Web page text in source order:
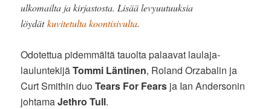
ulkomailta ja kirjastosta. Lisää levyuutuuksia
löydätkuvitetulta koontisivulta.
Odotettua pidemmältä tauolta palaavat laulaja-
lauluntekijäTommi Läntinen, Roland Orzabalin ja
Curt Smithin duoTears For Fears ja Ian Andersonin
johtamaJethro Tull.